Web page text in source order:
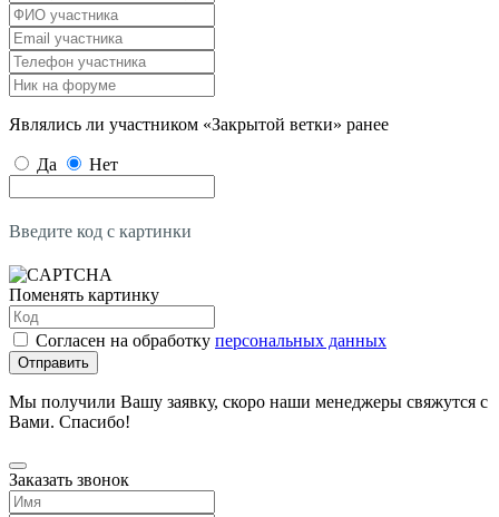
Являлись ли участником «Закрытой ветки» ранее
Да Нет
Введите код с картинки
Поменять картинку
Согласен на обработку персональных данных
Отправить
Мы получили Вашу заявку, скоро наши менеджеры свяжутся с
Вами. Спасибо!
Заказать звонок